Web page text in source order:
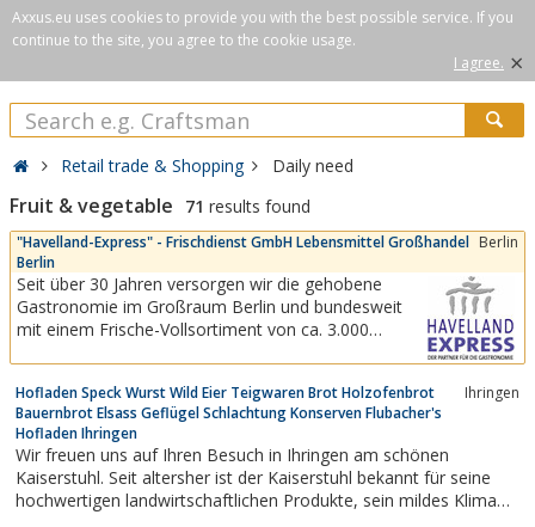
Axxus.eu uses cookies to provide you with the best possible service. If you
continue to the site, you agree to the cookie usage.
I agree. ×
Retail trade & Shopping Daily need
Fruit & vegetable 71 results found
"Havelland-Express" - Frischdienst GmbH Lebensmittel Großhandel
Berlin
Berlin
Seit über 30 Jahren versorgen wir die gehobene
Gastronomie im Großraum Berlin und bundesweit
mit einem Frische-Vollsortiment von ca. 3.000
Schalentiere, Feinkost und Spezialitäten mit eigener
Logistik, mit Fremd-Logistik an jeden...
Hofladen Speck Wurst Wild Eier Teigwaren Brot Holzofenbrot
Bauernbrot Elsass Geflügel Schlachtung Konserven Flubacher's
Hofladen Ihringen
Ihringen
Wir freuen uns auf Ihren Besuch in Ihringen am schönen
Kaiserstuhl. Seit altersher ist der Kaiserstuhl bekannt für seine
hochwertigen landwirtschaftlichen Produkte, sein mildes Klima